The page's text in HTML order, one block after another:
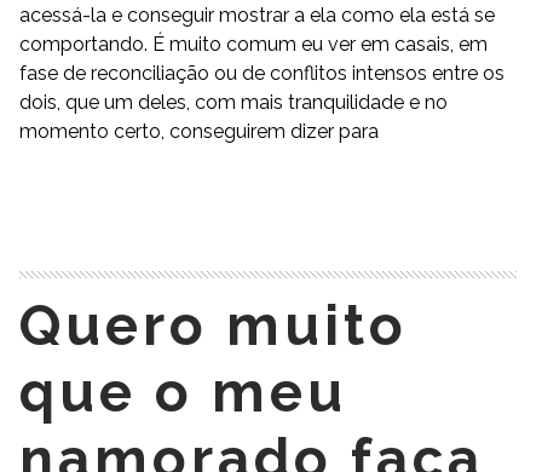
acessá-la e conseguir mostrar a ela como ela está se
comportando. É muito comum eu ver em casais, em
fase de reconciliação ou de conflitos intensos entre os
dois, que um deles, com mais tranquilidade e no
momento certo, conseguirem dizer para
Quero muito
que o meu